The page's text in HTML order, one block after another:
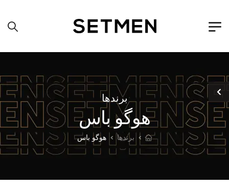
برندها
هوگو باس
برندها هوگو باس